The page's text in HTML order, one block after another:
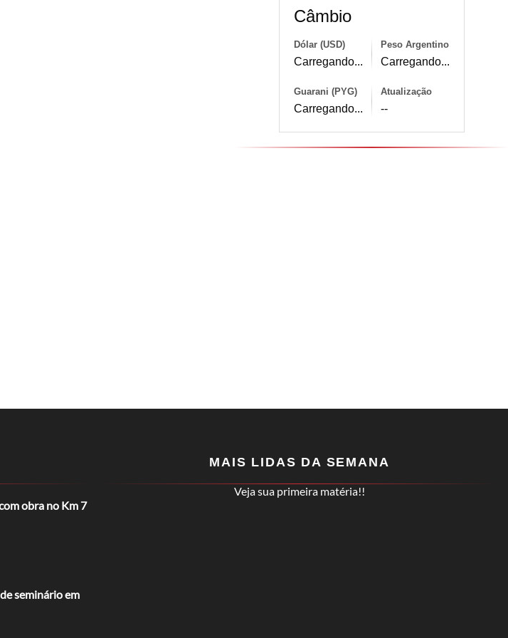
Câmbio
Dólar (USD)
Carregando...
Peso Argentino
Carregando...
Guarani (PYG)
Carregando...
Atualização
--
obra no Km 7
seminário em
MAIS LIDAS DA SEMANA
Veja sua primeira matéria!!